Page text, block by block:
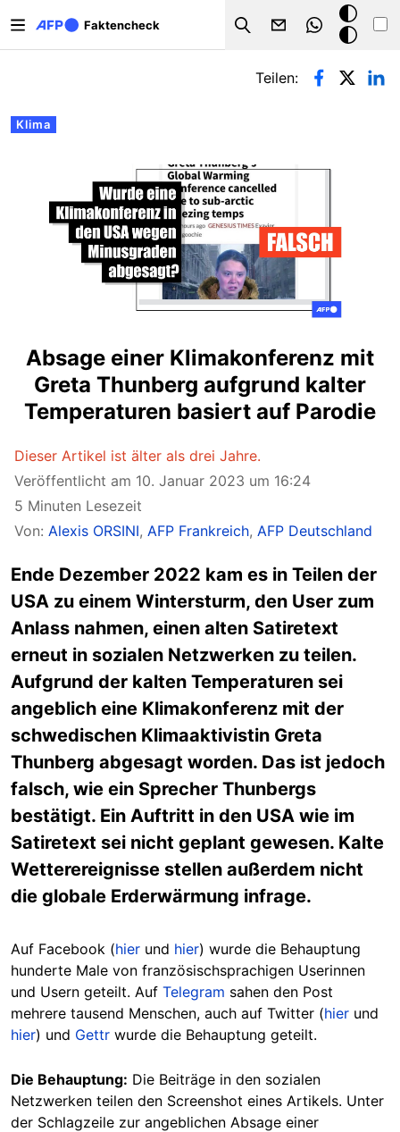
Faktencheck
Search
Dark
Mode
Primäre Reiter
Klima
Teilen:
Absage einer Klimakonferenz mit
Greta Thunberg aufgrund kalter
Temperaturen basiert auf Parodie
Dieser Artikel ist älter als drei Jahre.
Veröffentlicht am 10. Januar 2023 um 16:24
5 Minuten Lesezeit
Von: Alexis ORSINI, AFP Frankreich, AFP Deutschland
Ende Dezember 2022 kam es in Teilen der
USA zu einem Wintersturm, den User zum
Anlass nahmen, einen alten Satiretext
erneut in sozialen Netzwerken zu teilen.
Aufgrund der kalten Temperaturen sei
angeblich eine Klimakonferenz mit der
schwedischen Klimaaktivistin Greta
Thunberg abgesagt worden. Das ist jedoch
falsch, wie ein Sprecher Thunbergs
bestätigt. Ein Auftritt in den USA wie im
Satiretext sei nicht geplant gewesen. Kalte
Wetterereignisse stellen außerdem nicht
die globale Erderwärmung infrage.
Auf Facebook (hier und hier) wurde die Behauptung
hunderte Male von französischsprachigen Userinnen
und Usern geteilt. Auf Telegram sahen den Post
mehrere tausend Menschen, auch auf Twitter (hier und
hier) und Gettr wurde die Behauptung geteilt.
Die Behauptung: Die Beiträge in den sozialen
Netzwerken teilen den Screenshot eines Artikels. Unter
der Schlagzeile zur angeblichen Absage einer